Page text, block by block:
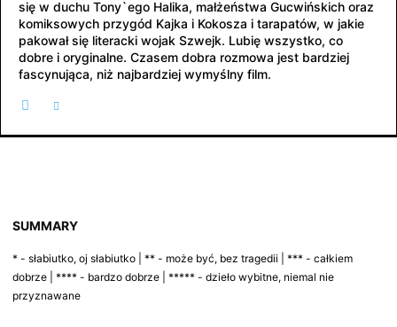
się w duchu Tony`ego Halika, małżeństwa Gucwińskich oraz
komiksowych przygód Kajka i Kokosza i tarapatów, w jakie
pakował się literacki wojak Szwejk. Lubię wszystko, co
dobre i oryginalne. Czasem dobra rozmowa jest bardziej
fascynująca, niż najbardziej wymyślny film.
SUMMARY
* - słabiutko, oj słabiutko | ** - może być, bez tragedii | *** - całkiem
dobrze | **** - bardzo dobrze | ***** - dzieło wybitne, niemal nie
przyznawane